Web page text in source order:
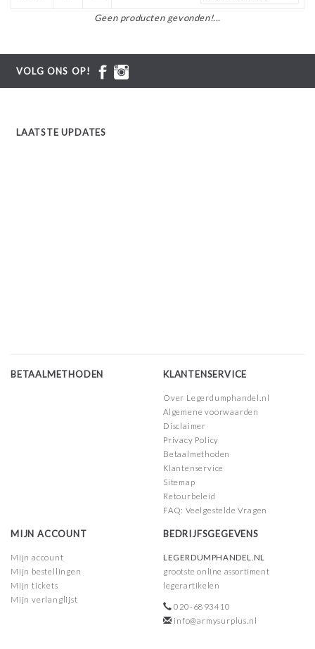
Geen producten gevonden!...
VOLG ONS OP!
LAATSTE UPDATES
BETAALMETHODEN KLANTENSERVICE
Over Legerdumphandel.nl
Algemene voorwaarden
Disclaimer
Privacy Policy
Betaalmethoden
Klantenservice
Sitemap
Retourbeleid
FAQ: Veelgestelde Vragen
MIJN ACCOUNT
Mijn account
Mijn bestellingen
Mijn tickets
Mijn verlanglijst
BEDRIJFSGEGEVENS
LEGERDUMPHANDEL.NL
grootste online assortiment
legerartikelen
020-6893410
info@armysurplus.nl